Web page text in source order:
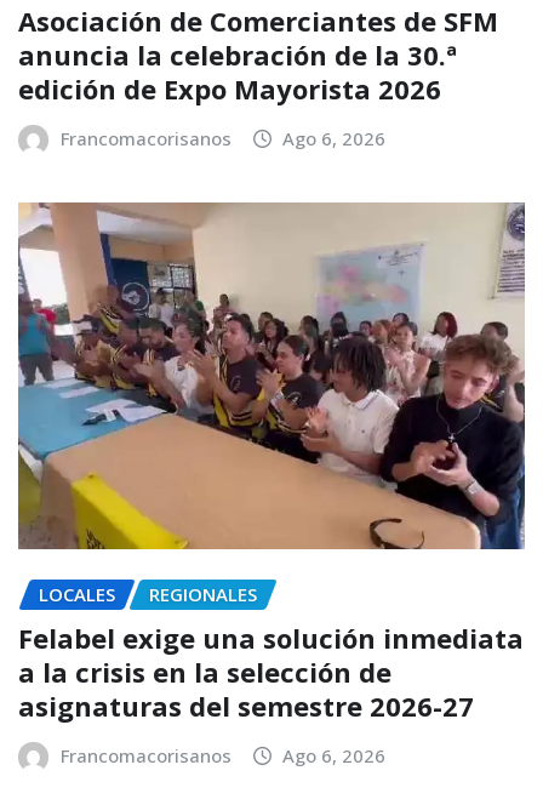
Asociación de Comerciantes de SFM
anuncia la celebración de la 30.ª
edición de Expo Mayorista 2026
Francomacorisanos Ago 6, 2026
LOCALES REGIONALES
Felabel exige una solución inmediata
a la crisis en la selección de
asignaturas del semestre 2026-27
Francomacorisanos Ago 6, 2026